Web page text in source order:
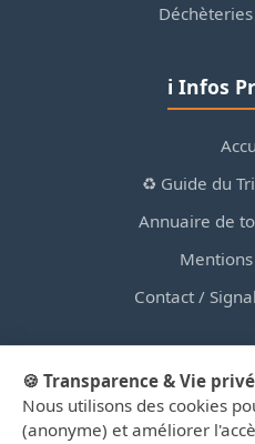
ℹ️ Infos
♻️ Guide du
Annuaire de
Contact /
© 2026
d'information privé,
🍪 Transparence & Vie
Nous utilisons des cookies
(anonyme) et améliorer